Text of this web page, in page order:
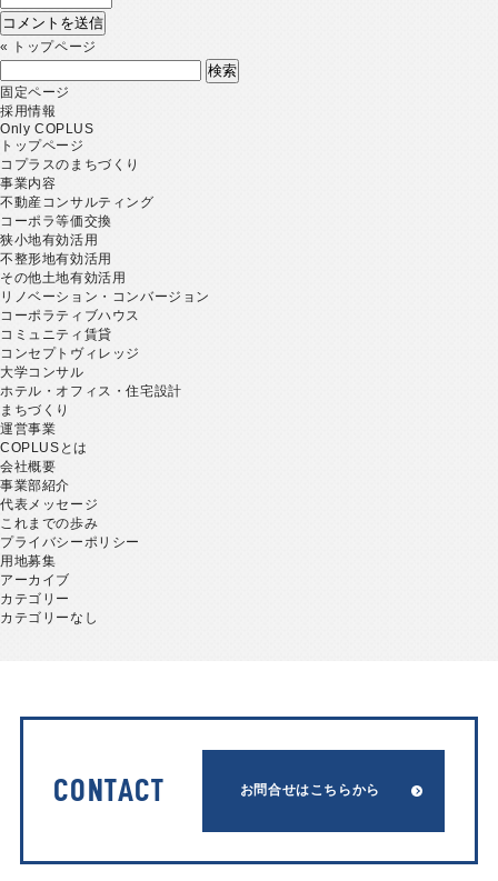
«
トップページ
索:
固定ページ
採用情報
Only COPLUS
トップページ
コプラスのまちづくり
事業内容
不動産コンサルティング
コーポラ等価交換
狭小地有効活用
不整形地有効活用
その他土地有効活用
リノベーション・コンバージョン
コーポラティブハウス
コミュニティ賃貸
コンセプトヴィレッジ
大学コンサル
ホテル・オフィス・住宅設計
まちづくり
運営事業
COPLUSとは
会社概要
事業部紹介
代表メッセージ
これまでの歩み
プライバシーポリシー
用地募集
アーカイブ
カテゴリー
カテゴリーなし
CONTACT お問合せはこちらから